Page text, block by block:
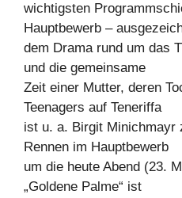
wichtigsten
Hauptbewerb –
dem Drama rund um das
und die gemeinsame
Zeit einer Mutter, deren
Teenagers auf Teneriffa
ist u. a. Birgit Minichmayr
Rennen im Hauptbewerb
um die heute Abend (23.
„Goldene Palme“ ist